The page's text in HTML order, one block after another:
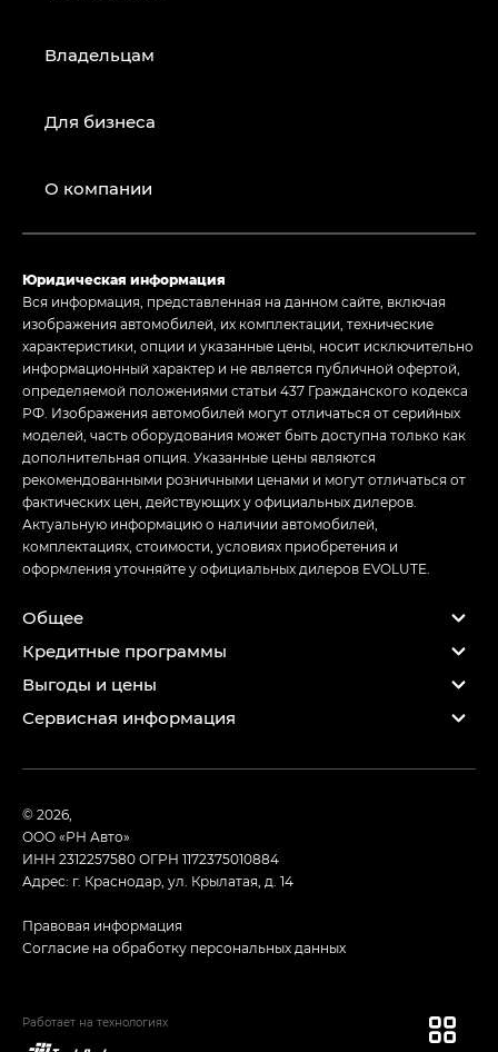
Владельцам
Для бизнеса
О компании
Юридическая информация
Вся информация, представленная на данном сайте, включая
изображения автомобилей, их комплектации, технические
характеристики, опции и указанные цены, носит исключительно
информационный характер и не является публичной офертой,
определяемой положениями статьи 437 Гражданского кодекса
РФ. Изображения автомобилей могут отличаться от серийных
моделей, часть оборудования может быть доступна только как
дополнительная опция. Указанные цены являются
рекомендованными розничными ценами и могут отличаться от
фактических цен, действующих у официальных дилеров.
Актуальную информацию о наличии автомобилей,
комплектациях, стоимости, условиях приобретения и
оформления уточняйте у официальных дилеров EVOLUTE.
Общее
Кредитные программы
Выгоды и цены
Сервисная информация
© 2026,
ООО «РН Авто»
ИНН 2312257580ОГРН 1172375010884
Адрес: г. Краснодар, ул. Крылатая, д. 14
Правовая информация
Согласие на обработку персональных данных
Работает на технологиях